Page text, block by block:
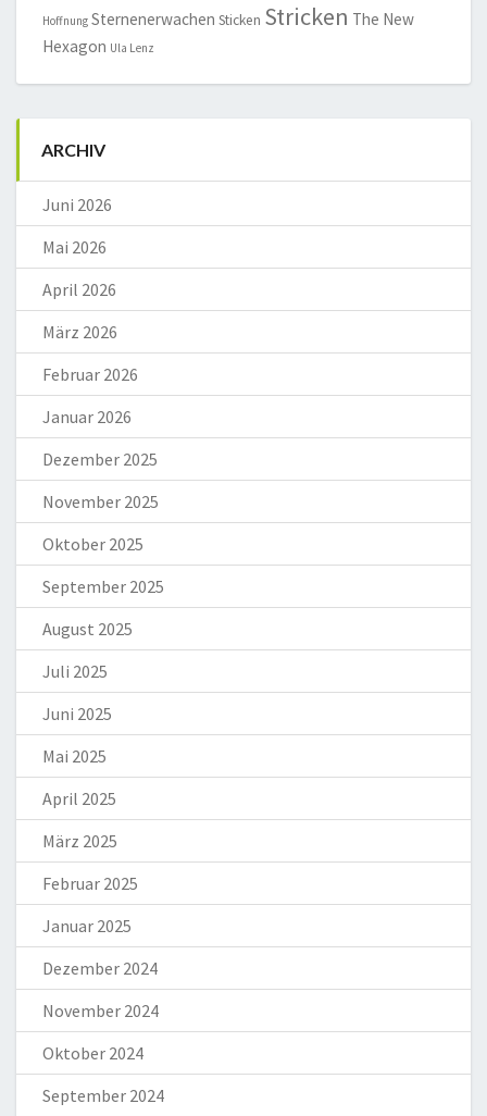
Hoffnung Sternenerwachen Sticken Stricken The New
Hexagon Ula Lenz
ARCHIV
Juni 2026
Mai 2026
April 2026
März 2026
Februar 2026
Januar 2026
Dezember 2025
November 2025
Oktober 2025
September 2025
August 2025
Juli 2025
Juni 2025
Mai 2025
April 2025
März 2025
Februar 2025
Januar 2025
Dezember 2024
November 2024
Oktober 2024
September 2024